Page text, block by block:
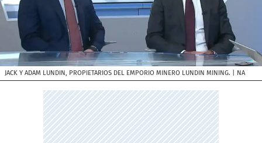
JACK Y ADAM LUNDIN, PROPIETARIOS DEL EMPORIO MINERO LUNDIN MINING. | NA